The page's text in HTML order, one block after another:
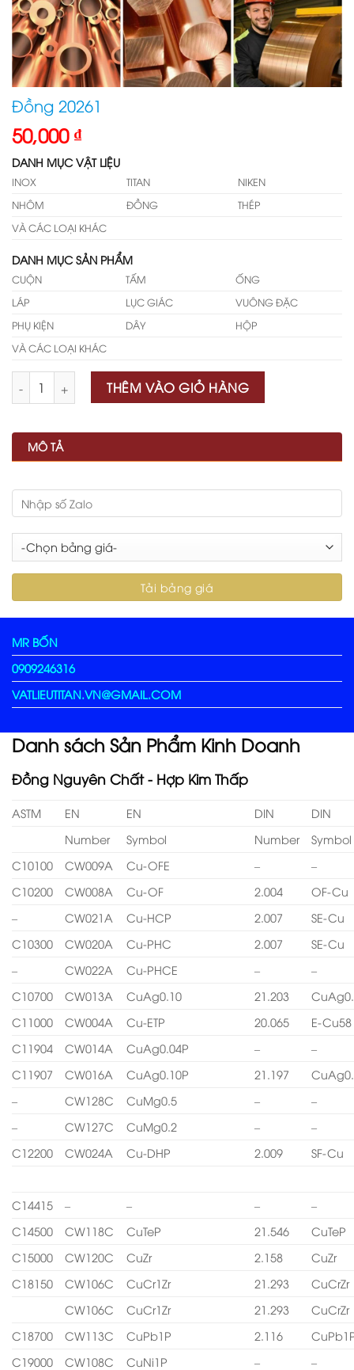
Đồng 20261
50,000 ₫
DANH MỤC VẬT LIỆU
INOX TITAN
NIKEN
NHÔM
ĐỒNG
THÉP
VÀ CÁC LOẠI KHÁC
DANH MỤC SẢN PHẨM
CUỘN TẤM
ỐNG
LÁP
LỤC GIÁC
VUÔNG ĐẶC
PHỤ KIỆN
DÂY
HỘP
VÀ CÁC LOẠI KHÁC
Số lượng THÊM VÀO GIỎ HÀNG
MÔ TẢ
MR BỐN
0909246316
VATLIEUTITAN.VN@GMAIL.COM
Danh sách Sản Phẩm Kinh Doanh
Đồng Nguyên Chất - Hợp Kim Thấp
ASTM EN EN DIN
DIN
Number
Symbol Number
Symbol
C10100
CW009A Cu-OFE –
–
C10200
CW008A Cu-OF 2.004
OF-Cu
–
CW021A Cu-HCP 2.007
SE-Cu
C10300
CW020A Cu-PHC 2.007
SE-Cu
–
CW022A Cu-PHCE –
–
C10700
CW013A CuAg0.10 21.203
C11000
CW004A Cu-ETP 20.065
E-Cu58
C11904
CW014A CuAg0.04P –
–
C11907
CW016A CuAg0.10P 21.197
–
CW128C CuMg0.5 –
–
–
CW127C CuMg0.2 –
–
C12200
CW024A Cu-DHP 2.009 SF-Cu
C14415 – – –
–
C14500
CW118C CuTeP 21.546
CuTeP
C15000
CW120C CuZr 2.158
CuZr
C18150
CW106C CuCr1Zr 21.293
CuCrZr
CW106C
CuCr1Zr 21.293
CuCrZr
C18700
CW113C CuPb1P 2.116
C19000
CW108C CuNi1P –
–